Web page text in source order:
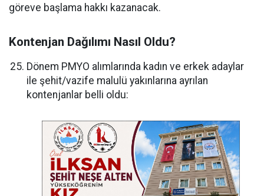
göreve başlama hakkı kazanacak.
Kontenjan Dağılımı Nasıl Oldu?
Dönem PMYO alımlarında kadın ve erkek adaylar
ile şehit/vazife malulü yakınlarına ayrılan
kontenjanlar belli oldu: